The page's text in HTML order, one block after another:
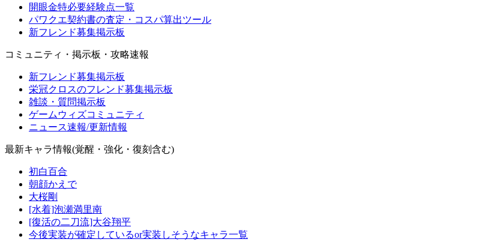
開眼金特必要経験点一覧
パワクエ契約書の査定・コスパ算出ツール
新フレンド募集掲示板
コミュニティ・掲示板・攻略速報
新フレンド募集掲示板
栄冠クロスのフレンド募集掲示板
雑談・質問掲示板
ゲームウィズコミュニティ
ニュース速報/更新情報
最新キャラ情報(覚醒・強化・復刻含む)
初白百合
朝顔かえで
大桜剛
[水着]泡瀬満里南
[復活の二刀流]大谷翔平
今後実装が確定しているor実装しそうなキャラ一覧